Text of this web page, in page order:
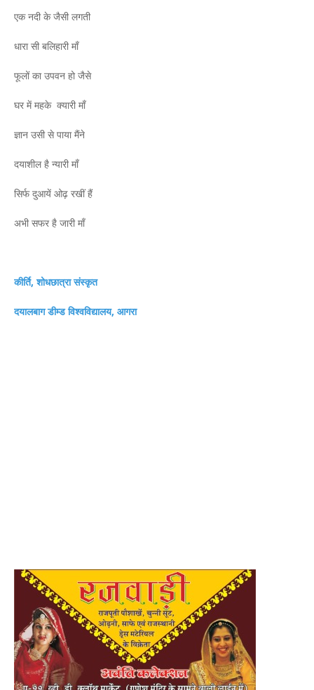
एक नदी के जैसी लगती
धारा सी बलिहारी माँ
फूलों का उपवन हो जैसे
घर में महके क्यारी माँ
ज्ञान उसी से पाया मैंने
दयाशील है न्यारी माँ
सिर्फ दुआयें ओढ़ रखीं हैं
अभी सफर है जारी माँ
कीर्ति, शोधछात्रा संस्कृत
दयालबाग डीम्ड विश्वविद्यालय, आगरा